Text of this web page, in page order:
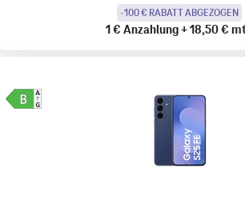
-100 € RABATT ABGEZOGEN
1 € Anzahlung+18,50 €